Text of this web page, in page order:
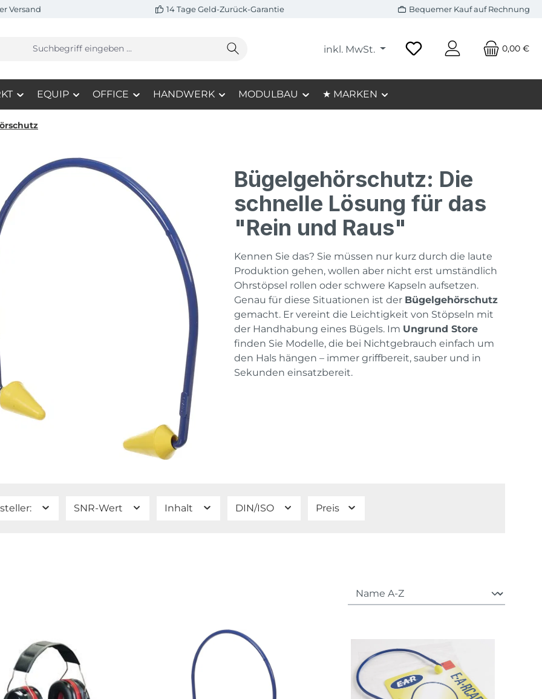
Versand 14 Tage Geld-Zurück-Garantie Bequemer Kauf auf Rechnung
inkl. MwSt. 0,00 €
EQUIP OFFICE HANDWERK MODULBAU ★ MARKEN
Bügelgehörschutz: Die
schnelle Lösung für das
"Rein und Raus"
Kennen Sie das? Sie müssen nur kurz durch die laute
Produktion gehen, wollen aber nicht erst umständlich
Ohrstöpsel rollen oder schwere Kapseln aufsetzen.
Genau für diese Situationen ist der Bügelgehörschutz
gemacht. Er vereint die Leichtigkeit von Stöpseln mit
der Handhabung eines Bügels. Im Ungrund Store
finden Sie Modelle, die bei Nichtgebrauch einfach um
den Hals hängen – immer griffbereit, sauber und in
Sekunden einsatzbereit.
SNR-Wert Inhalt DIN/ISO Preis